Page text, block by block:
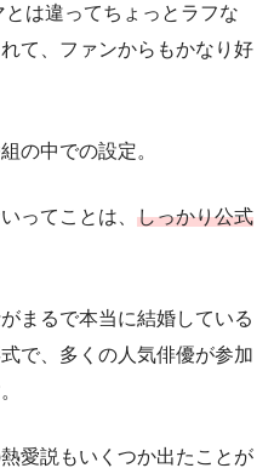
は違ってちょっとラフな
て、ファンからもかなり好
の中での設定。
ってことは、 しっかり公式
まるで本当に結婚している
で、多くの人気俳優が参加
愛説もいくつか出たことが